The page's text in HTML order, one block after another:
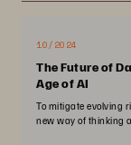
10/2024
The Future of
Age of AI
To mitigate evolving
new way of thinking